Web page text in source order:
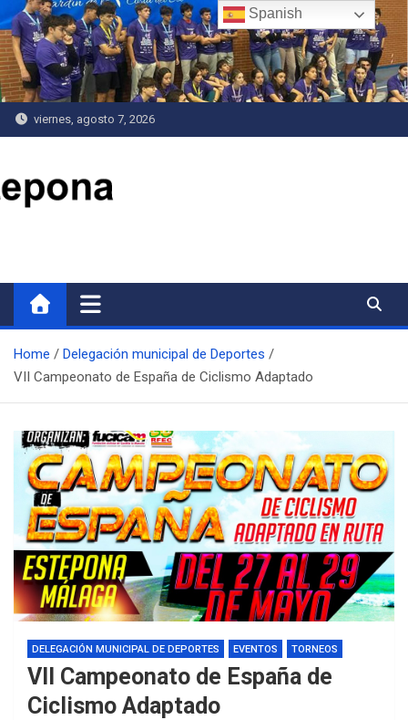
Saltar
al
contenido
viernes, agosto 7, 2026
Home
Delegación municipal de Deportes
VII Campeonato de España de Ciclismo Adaptado
DELEGACIÓN MUNICIPAL DE DEPORTES EVENTOS TORNEOS
VII Campeonato de España de
Ciclismo Adaptado
Spanish